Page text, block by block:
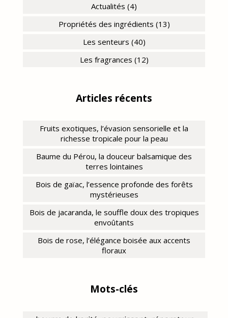
Actualités (4)
Propriétés des ingrédients (13)
Les senteurs (40)
Les fragrances (12)
Articles récents
Fruits exotiques, l’évasion sensorielle et la
richesse tropicale pour la peau
Baume du Pérou, la douceur balsamique des
terres lointaines
Bois de gaïac, l’essence profonde des forêts
mystérieuses
Bois de jacaranda, le souffle doux des tropiques
envoûtants
Bois de rose, l’élégance boisée aux accents
floraux
Mots-clés